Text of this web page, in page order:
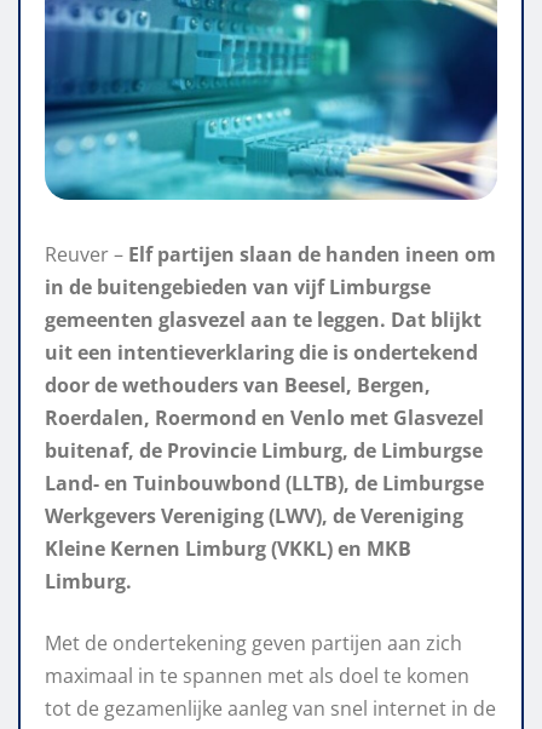
Reuver – Elf partijen slaan de handen ineen om
in de buitengebieden van vijf Limburgse
gemeenten glasvezel aan te leggen. Dat blijkt
uit een intentieverklaring die is ondertekend
door de wethouders van Beesel, Bergen,
Roerdalen, Roermond en Venlo met Glasvezel
buitenaf, de Provincie Limburg, de Limburgse
Land- en Tuinbouwbond (LLTB), de Limburgse
Werkgevers Vereniging (LWV), de Vereniging
Kleine Kernen Limburg (VKKL) en MKB
Limburg.
Met de ondertekening geven partijen aan zich
maximaal in te spannen met als doel te komen
tot de gezamenlijke aanleg van snel internet in de